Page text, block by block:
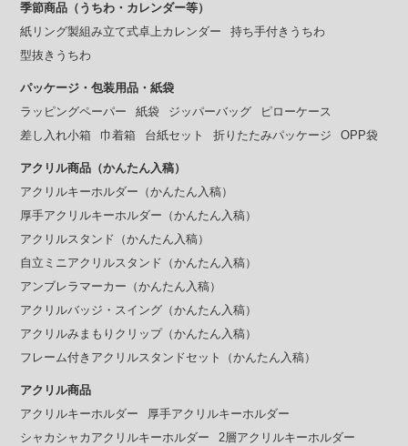
季節商品（うちわ・カレンダー等）
紙リング製組み立て式卓上カレンダー
持ち手付きうちわ
型抜きうちわ
パッケージ・包装用品・紙袋
ラッピングペーパー
紙袋 ジッパーバッグ
ピローケース
差し入れ小箱
巾着箱 台紙セット 折りたたみパッケージ OPP袋
アクリル商品（かんたん入稿）
アクリルキーホルダー（かんたん入稿）
厚手アクリルキーホルダー（かんたん入稿）
アクリルスタンド（かんたん入稿）
自立ミニアクリルスタンド（かんたん入稿）
アンブレラマーカー（かんたん入稿）
アクリルバッジ・スイング（かんたん入稿）
アクリルみまもりクリップ（かんたん入稿）
フレーム付きアクリルスタンドセット（かんたん入稿）
アクリル商品
アクリルキーホルダー
厚手アクリルキーホルダー
シャカシャカアクリルキーホルダー
2層アクリルキーホルダー